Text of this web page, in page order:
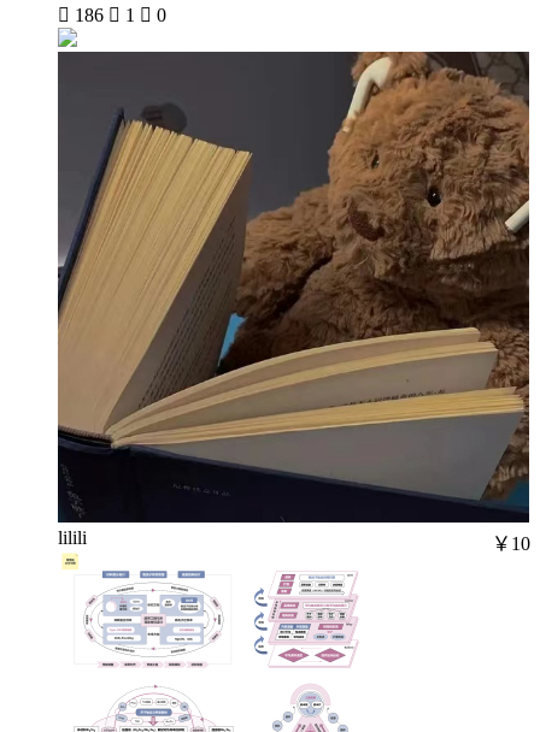
 186  1  0
lilili ￥10